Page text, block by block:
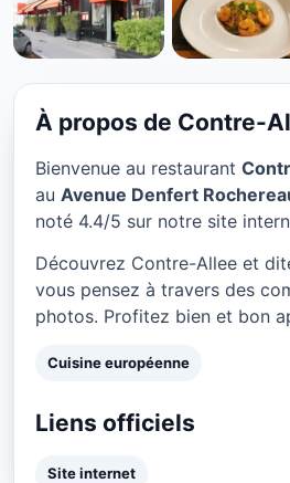
CUISINE EUROPÉENNE
Contre-Allee à
★ 4.4/5
À propos de Contre-
Bienvenue au restaurant
au Avenue Denfert
noté 4.4/5 sur notre site
Découvrez Contre-Allee et
vous pensez à travers des
photos. Profitez bien et bon
Cuisine européenne
Liens officiels
Site internet